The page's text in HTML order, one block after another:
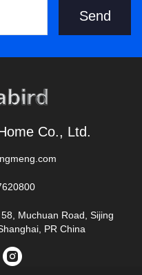
Send
Co., Ltd.
Muchuan Road, Sijing
PR China